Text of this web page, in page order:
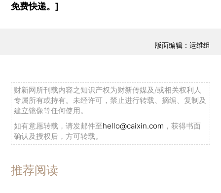
免费快递。]
版面编辑：运维组
财新网所刊载内容之知识产权为财新传媒及/或相关权利人
专属所有或持有。未经许可，禁止进行转载、摘编、复制及
建立镜像等任何使用。
如有意愿转载，请发邮件至hello@caixin.com ，获得书面
确认及授权后，方可转载。
推荐阅读